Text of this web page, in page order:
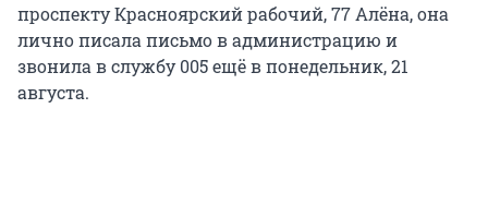
проспекту Красноярский рабочий, 77 Алёна, она
лично писала письмо в администрацию и
звонила в службу 005 ещё в понедельник, 21
августа.